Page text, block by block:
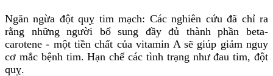
Ngăn ngừa đột quỵ tim mạch: Các nghiên cứu đã chỉ ra
rằng những người bổ sung đầy đủ thành phần beta-
carotene - một tiền chất của vitamin A sẽ giúp giảm nguy
cơ mắc bệnh tim. Hạn chế các tình trạng như đau tim, đột
quỵ.